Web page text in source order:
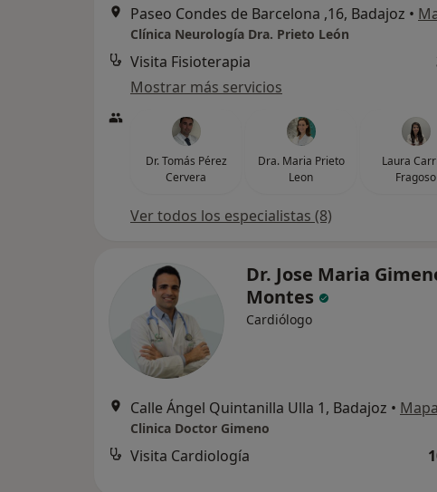
Paseo Condes de Barcelona ,16, Badajoz •
Clínica Neurología Dra. Prieto León
Visita Fisioterapia
Mostrar más servicios
Dr. Tomás Pérez
Cervera
Dra. Maria Prieto
Leon
Laura
Fragoso
Ver todos los especialistas (8)
Dr. Jose Maria
Montes
Cardiólogo
Calle Ángel Quintanilla Ulla 1, Badajoz • Mapa
Clinica Doctor Gimeno
Visita Cardiología